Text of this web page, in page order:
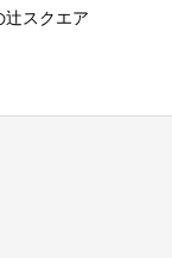
スクエア